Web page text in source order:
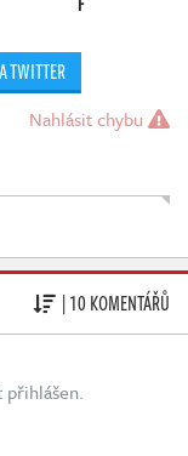
TWITTER
Nahlásit chybu
| 10 KOMENTÁŘŮ
přihlášen.